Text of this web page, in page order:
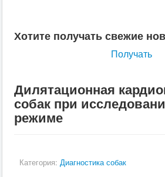
Кормление
Пушные звери
Пчелы
Экзотические животные
Ветеринария
Мрс
Хотите получать свежие
Получать
Дилятационная
собак при
режиме
Категория: Диагностика собак